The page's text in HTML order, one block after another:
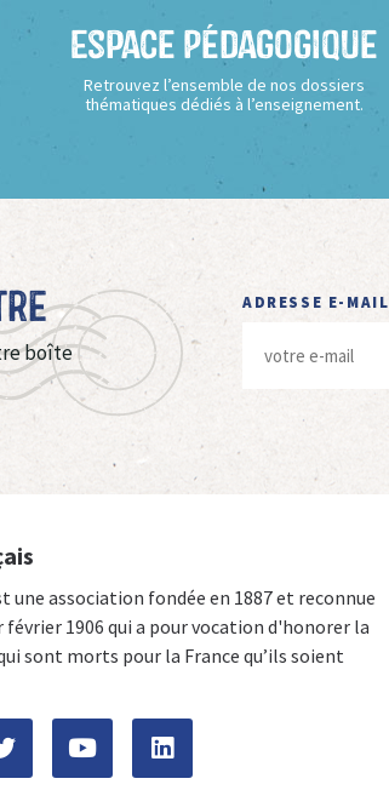
Espace Pédagogique
Retrouvez l’ensemble de nos dossiers
thématiques dédiés à l’enseignement.
boîte
ADRESSE E-MAIL
une association fondée en 1887 et reconnue
1906 qui a pour vocation d'honorer la
sont morts pour la France qu’ils soient